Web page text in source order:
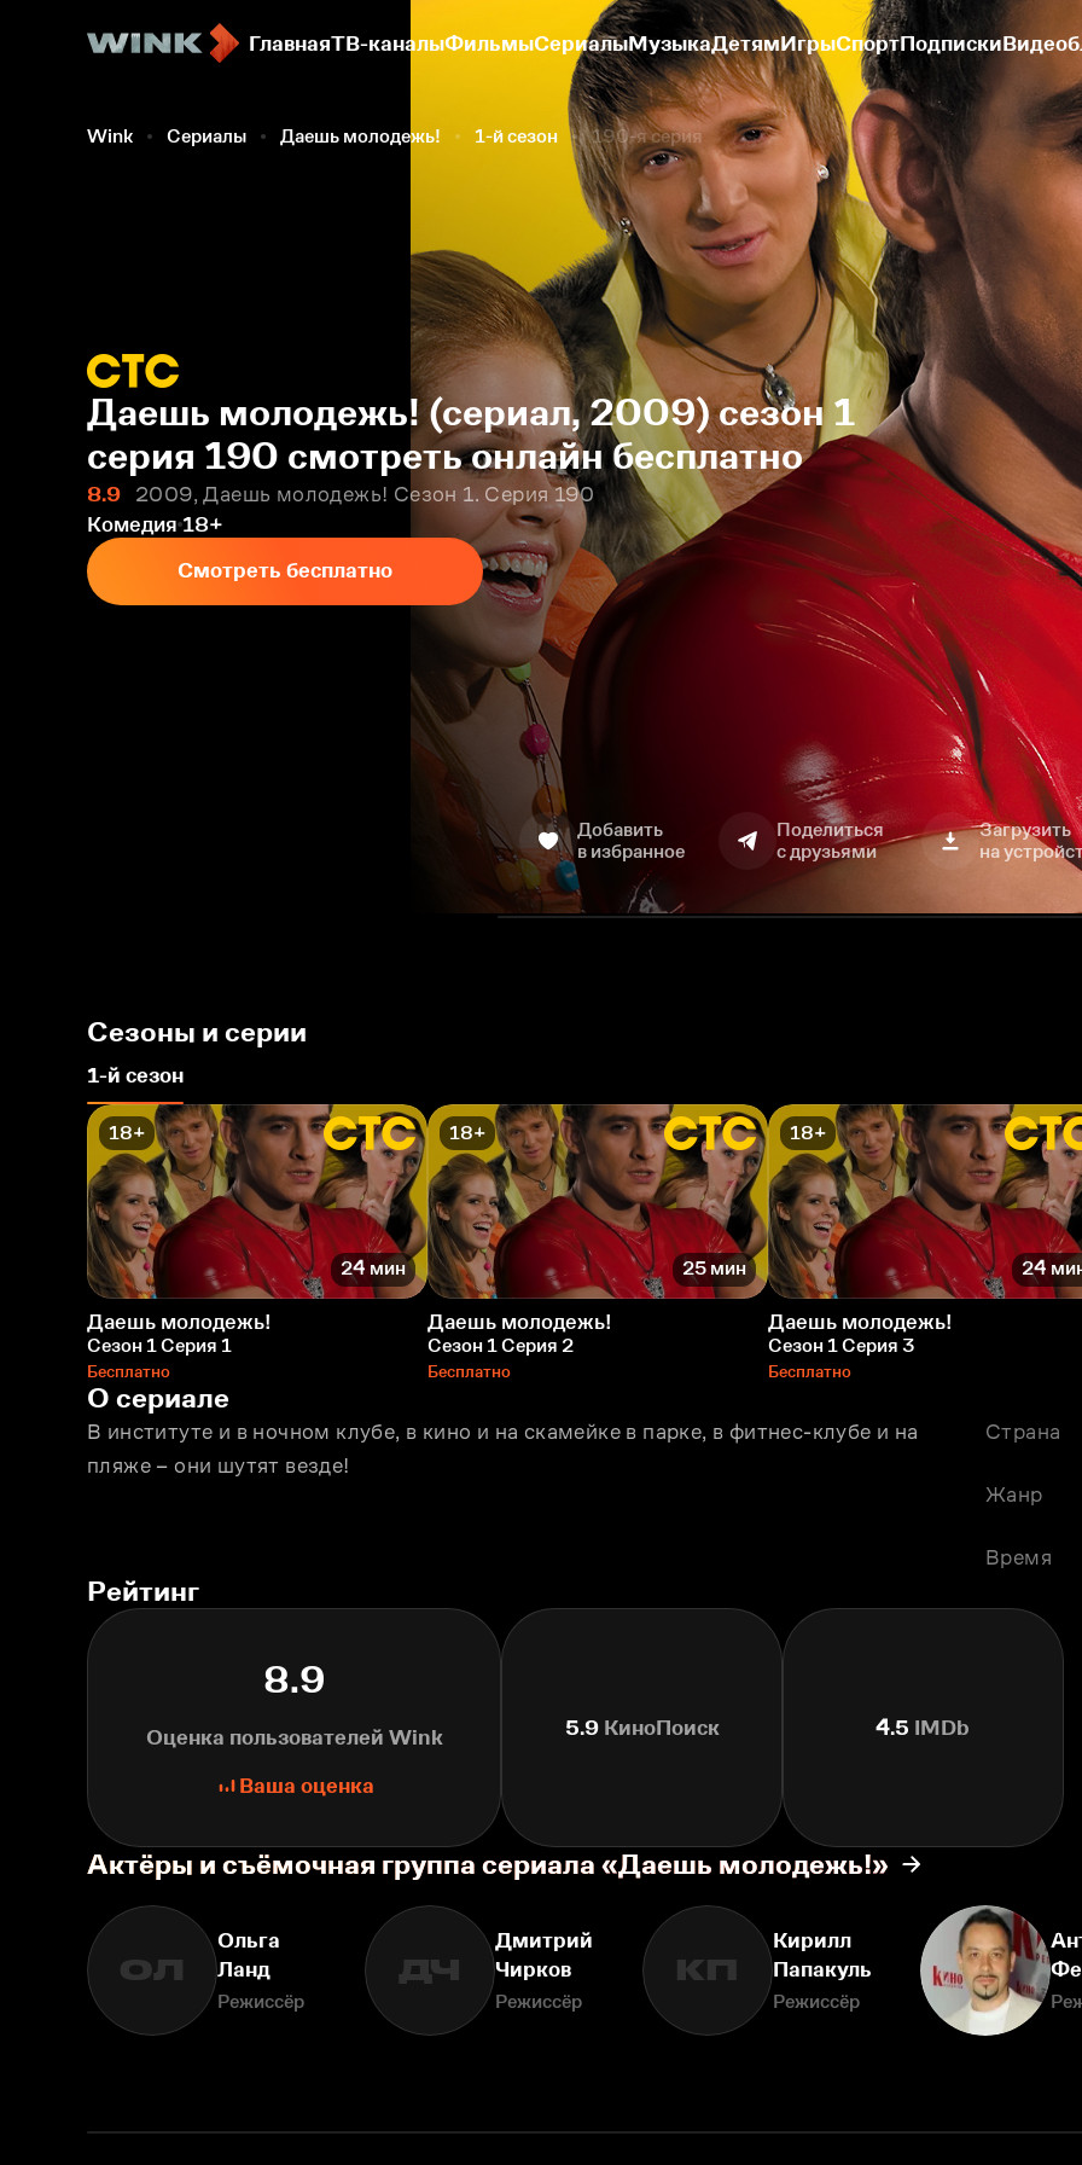
ГлавнаяТВ-каналыФильмыСериалыМузыкаДетямИгрыСпортПодписки
Wink Сериалы Даешь молодежь! 1-й сезон 190-я серия
Даешь молодежь! (сериал, 2009) сезон 1
серия 190 смотреть онлайн бесплатно
8.9
2009, Даешь молодежь! Сезон 1. Серия 190
Комедия 18+
Смотреть бесплатно
Добавить
в избранное
Поделиться
с друзьями
Загрузить
на
Сезоны и серии
1-й сезон
18+
24 мин
Даешь молодежь!
Сезон 1 Серия 1
Бесплатно
18+
25 мин
Даешь молодежь!
Сезон 1 Серия 2
Бесплатно
18+
24
Даешь молодежь!
Сезон 1 Серия 3
Бесплатно
О сериале
В институте и в ночном клубе, в кино и на скамейке в парке, в фитнес-клубе и на
пляже – они шутят везде!
Страна
Жанр
Время
Рейтинг
8.9
Оценка пользователей Wink
Ваша оценка
5.9КиноПоиск 4.5 IMDb
Актёры и съёмочная группа сериала «Даешь молодежь!»
ОЛ
Ольга
Ланд
Режиссёр
ДЧ
Дмитрий
Чирков
Режиссёр
КП
Кирилл
Папакуль
Режиссёр